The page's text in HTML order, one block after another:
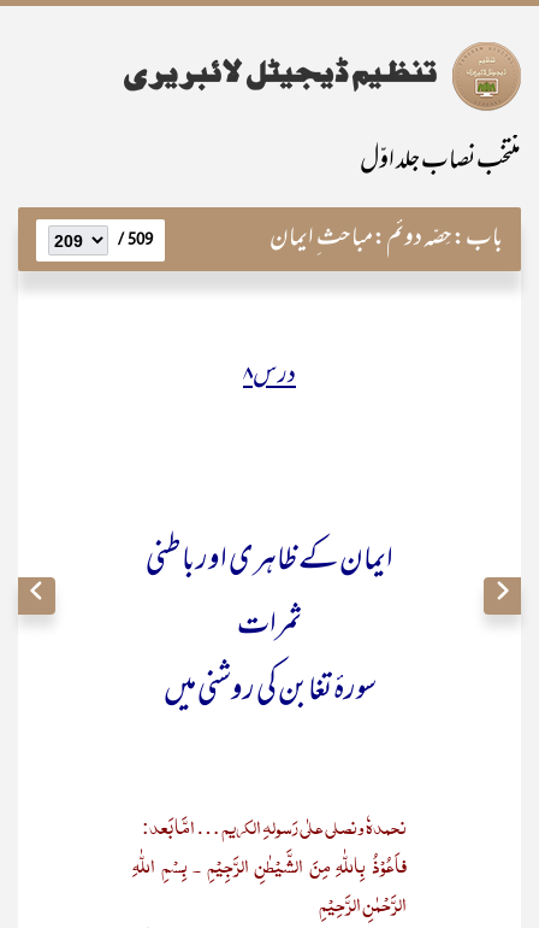
منتخب نصاب جلد اوّل
باب:حِصّہ دوئم:مباحث ِ ایمان 509 /
درس۸
ایمان کے ظاہری اور باطنی
ثمرات
سورۂ تغابن کی روشنی میں
نحمدہٗ ونصلی علٰی رَسولہِ الکریم … امَّا بَعد:
فاَعُوْذُ بِاللّٰہِ مِنَ الشَّیْطٰنِ الرَّجِیْمِ ۔ بِسْمِ اللّٰہِ
الرَّحْمٰنِ الرَّحِیْمِ